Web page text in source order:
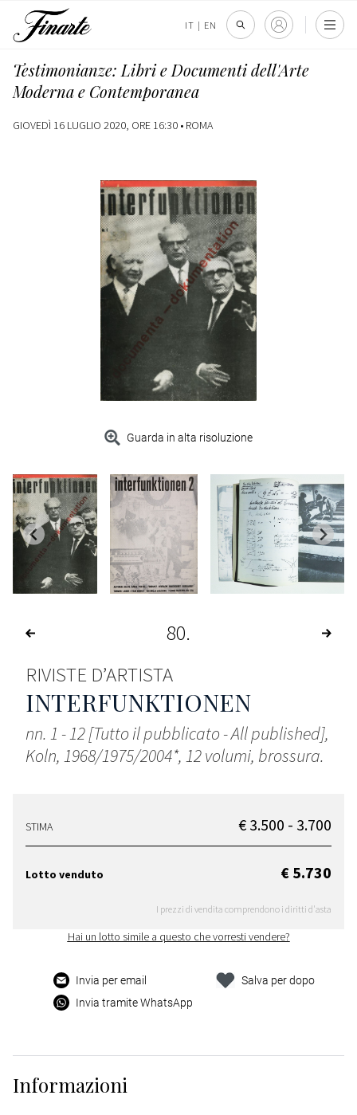
IT | EN
Testimonianze: Libri e Documenti dell'Arte
Moderna e Contemporanea
GIOVEDÌ 16 LUGLIO 2020, ORE 16:30 • ROMA
Guarda in alta risoluzione
80
RIVISTE D’ARTISTA
INTERFUNKTIONEN
nn. 1 - 12 [Tutto il pubblicato - All published],
Koln, 1968/1975/2004*, 12 volumi, brossura.
STIMA € 3.500 - 3.700
Lotto venduto € 5.730
I prezzi di vendita comprendono i diritti d'asta
Hai un lotto simile a questo che vorresti vendere?
Invia per email
Invia tramite WhatsApp
Salva per dopo
Informazioni